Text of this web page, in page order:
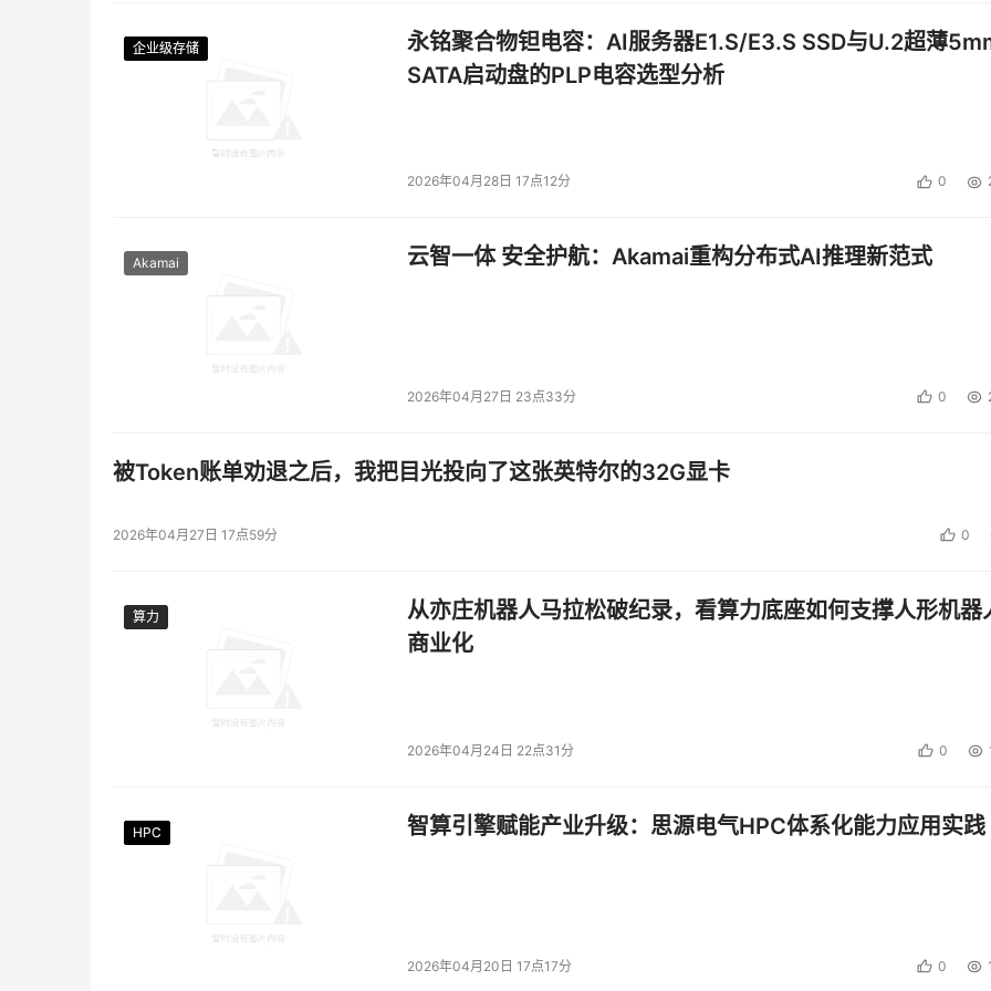
企业级存储
企业级存储
企业级存储
企业级存储
永铭聚合物钽电容：AI服务器E1.S/E3.S SSD与U.2超薄
SATA启动盘的PLP电容选型分析
2026年04月28日 17点12分 0
Akamai 云智一体 安全护航：Akamai重构分布式AI推理新范式
2026年04月27日 23点33分 0
被Token账单劝退之后，我把目光投向了这张英特尔的32G显卡
2026年04月27日 17点59分 0
算力
算力
从亦庄机器人马拉松破纪录，看算力底座如何支撑人形机器
商业化
2026年04月24日 22点31分 0
HPC
HPC
HPC
HPC
HPC
HPC 智算引擎赋能产业升级：思源电气HPC体系化能力应用实践
2026年04月20日 17点17分 0